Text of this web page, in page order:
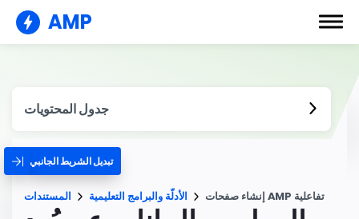
AMP
جدول المحتويات
تبديل الشريط الجانبي
المستندات الأدلّة والبرامج التعليمية إنشاء صفحات AMP تفاعلية